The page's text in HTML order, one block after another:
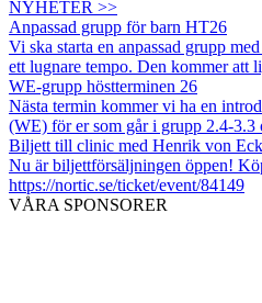
NYHETER >>
Anpassad grupp för barn HT26
Vi ska starta en anpassad grupp
ett lugnare tempo. Den kommer att
WE-grupp höstterminen 26
Nästa termin kommer vi ha en
(WE) för er som går i grupp 2.4-
Biljett till clinic med Henrik von
Nu är biljettförsäljningen öppen!
https://nortic.se/ticket/event/84149
VÅRA SPONSORER